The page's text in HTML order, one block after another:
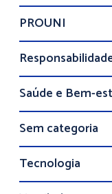
PROUNI
Saúde e Bem-
Sem categoria
Tecnologia